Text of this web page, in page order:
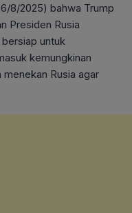
8/2025) bahwa Trump
Presiden Rusia
untuk
kemungkinan
Rusia agar